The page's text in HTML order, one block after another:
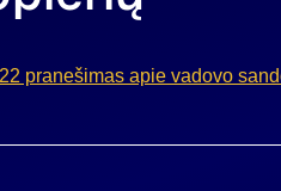
pranešimas apie vadovo